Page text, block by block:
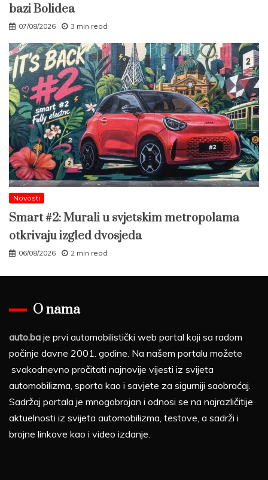
bazi Bolidea
07/08/2026 3 min read
Novosti
Smart #2: Murali u svjetskim metropolama
otkrivaju izgled dvosjeda
06/08/2026 2 min read
O nama
auto.ba je prvi automobilistički web portal koji sa radom
počinje davne 2001. godine. Na našem portalu možete
svakodnevno pročitati najnovije vijesti iz svijeta
automobilizma, sporta kao i savjete za sigurniji saobraćaj.
Sadržaj portala je mnogobrojan i odnosi se na najrazličitije
aktuelnosti iz svijeta automobilizma, testove, a sadrži i
brojne linkove kao i video izdanje.